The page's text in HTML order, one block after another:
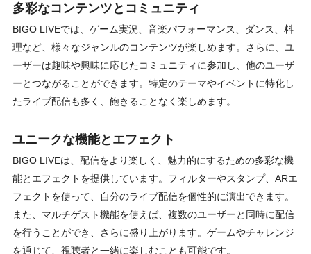
多彩なコンテンツとコミュニティ
BIGO LIVEでは、ゲーム実況、音楽パフォーマンス、ダンス、料
理など、様々なジャンルのコンテンツが楽しめます。さらに、ユ
ーザーは趣味や興味に応じたコミュニティに参加し、他のユーザ
ーとつながることができます。特定のテーマやイベントに特化し
たライブ配信も多く、飽きることなく楽しめます。
ユニークな機能とエフェクト
BIGO LIVEは、配信をより楽しく、魅力的にするための多彩な機
能とエフェクトを提供しています。フィルターやスタンプ、ARエ
フェクトを使って、自分のライブ配信を個性的に演出できます。
また、マルチゲスト機能を使えば、複数のユーザーと同時に配信
を行うことができ、さらに盛り上がります。ゲームやチャレンジ
を通じて、視聴者と一緒に楽しむことも可能です。